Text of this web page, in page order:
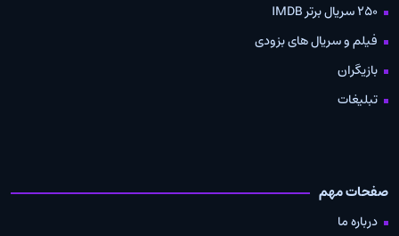
250 سریال برتر IMDB
فیلم و سریال های بزودی
بازیگران
تبلیغات
صفحات مهم
درباره ما